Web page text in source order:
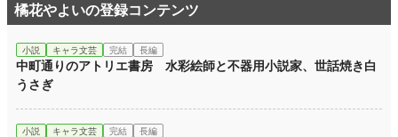
橘花やよいの登録コンテンツ
小説 キャラ文芸 完結 長編
中町通りのアトリエ書房 水彩絵師と不器用小説家、世話焼き白
うさぎ
小説 キャラ文芸 完結 長編